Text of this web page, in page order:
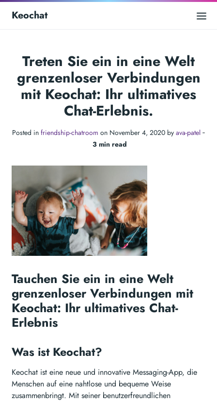
Keochat
Treten Sie ein in eine Welt
grenzenloser Verbindungen
mit Keochat: Ihr ultimatives
Chat-Erlebnis.
Posted in friendship-chatroom on November 4, 2020 by ava-patel ‐
3 min read
Tauchen Sie ein in eine Welt
grenzenloser Verbindungen mit
Keochat: Ihr ultimatives Chat-
Erlebnis
Was ist Keochat?
Keochat ist eine neue und innovative Messaging-App, die
Menschen auf eine nahtlose und bequeme Weise
zusammenbringt. Mit seiner benutzerfreundlichen